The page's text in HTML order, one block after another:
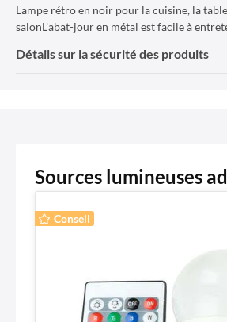
Lampe rétro en noir pour la cuisine, la
salonL'abat-jour en métal est facile à
Détails sur la sécurité des produits
Sources lumineuses
Conseil